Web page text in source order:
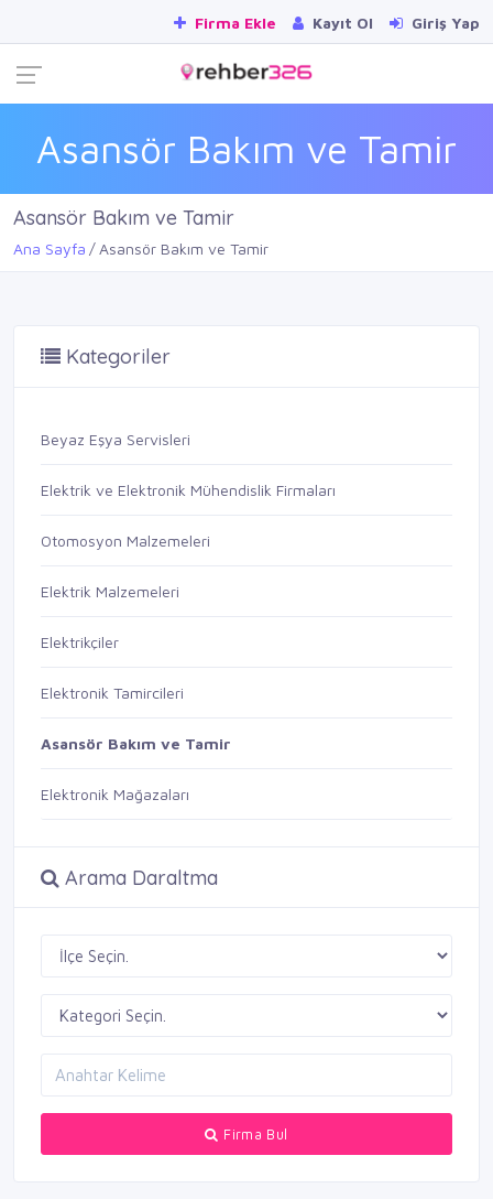
Firma Ekle Kayıt Ol Giriş Yap
Asansör Bakım ve Tamir
Asansör Bakım ve Tamir
Ana Sayfa Asansör Bakım ve Tamir
Kategoriler
Beyaz Eşya Servisleri
Elektrik ve Elektronik Mühendislik Firmaları
Otomosyon Malzemeleri
Elektrik Malzemeleri
Elektrikçiler
Elektronik Tamircileri
Asansör Bakım ve Tamir
Elektronik Mağazaları
Arama Daraltma
Firma Bul